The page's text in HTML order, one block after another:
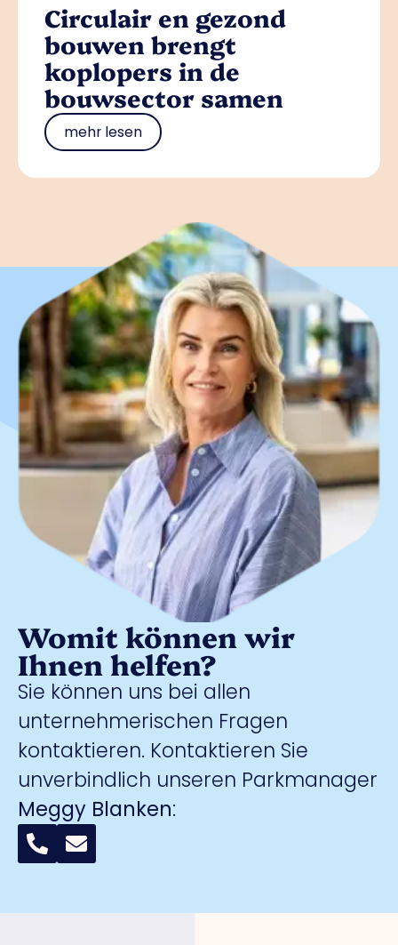
Circulair en gezond
bouwen brengt
koplopers in de
bouwsector samen
mehr lesen
Womit können wir
Ihnen helfen?
Sie können uns bei allen
unternehmerischen Fragen
kontaktieren. Kontaktieren Sie
unverbindlich unseren Parkmanager
Meggy Blanken: